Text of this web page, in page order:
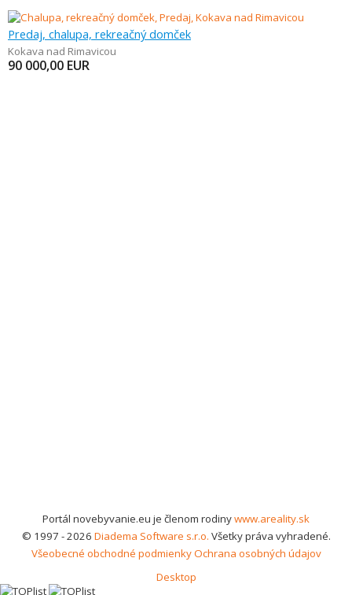
Predaj, chalupa, rekreačný domček
Kokava nad Rimavicou
90 000,00 EUR
Portál novebyvanie.eu je členom rodinywww.areality.sk
© 1997 - 2026 Diadema Software s.r.o. Všetky práva vyhradené.
Všeobecné obchodné podmienkyOchrana osobných údajov
Desktop